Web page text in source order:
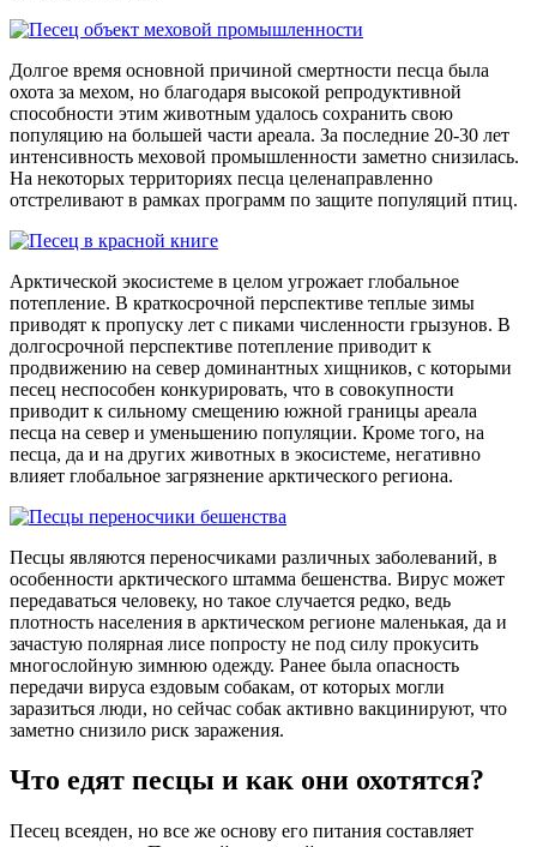
Долгое время основной причиной смертности песца была
охота за мехом, но благодаря высокой репродуктивной
способности этим животным удалось сохранить свою
популяцию на большей части ареала. За последние 20-30 лет
интенсивность меховой промышленности заметно снизилась.
На некоторых территориях песца целенаправленно
отстреливают в рамках программ по защите популяций птиц.
Арктической экосистеме в целом угрожает глобальное
потепление. В краткосрочной перспективе теплые зимы
приводят к пропуску лет с пиками численности грызунов. В
долгосрочной перспективе потепление приводит к
продвижению на север доминантных хищников, с которыми
песец неспособен конкурировать, что в совокупности
приводит к сильному смещению южной границы ареала
песца на север и уменьшению популяции. Кроме того, на
песца, да и на других животных в экосистеме, негативно
влияет глобальное загрязнение арктического региона.
Песцы являются переносчиками различных заболеваний, в
особенности арктического штамма бешенства. Вирус может
передаваться человеку, но такое случается редко, ведь
плотность населения в арктическом регионе маленькая, да и
зачастую полярная лисе попросту не под силу прокусить
многослойную зимнюю одежду. Ранее была опасность
передачи вируса ездовым собакам, от которых могли
заразиться люди, но сейчас собак активно вакцинируют, что
заметно снизило риск заражения.
Что едят песцы и как они охотятся?
Песец всеяден, но все же основу его питания составляет